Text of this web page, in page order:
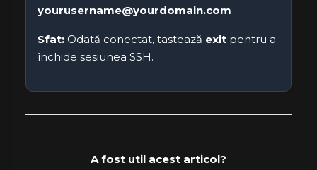
yourusername@yourdomain.com
Sfat: Odată conectat, tastează exit pentru a
închide sesiunea SSH.
A fost util acest articol?